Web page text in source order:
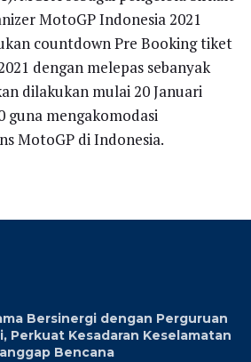
MotoGP Indonesia 2021
countdown Pre Booking tiket
dengan melepas sebanyak
dilakukan mulai 20 Januari
guna mengakomodasi
MotoGP di Indonesia.
Bersinergi dengan Perguruan
Perkuat Kesadaran Keselamatan
Bencana